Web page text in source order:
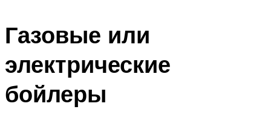
Газовые или
электрические
бойлеры